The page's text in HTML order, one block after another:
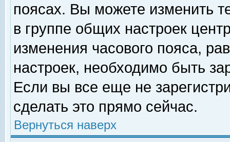
поясах. Вы можете изменить
в группе общих настроек
изменения часового пояса,
настроек, необходимо быть
Если вы все еще не
сделать это прямо сейчас.
Вернуться наверх